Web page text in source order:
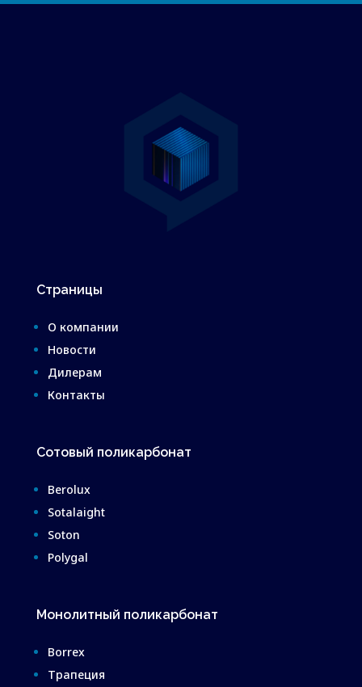
Страницы
О компании
Новости
Дилерам
Контакты
Сотовый поликарбонат
Berolux
Sotalaight
Soton
Polygal
Монолитный поликарбонат
Borrex
Трапеция